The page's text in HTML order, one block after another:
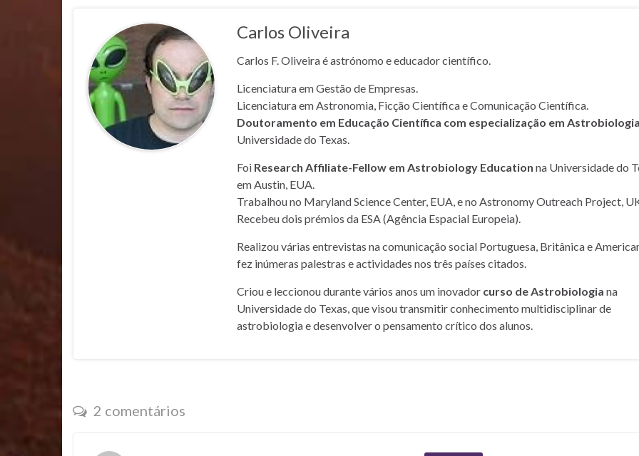
Carlos Oliveira
Carlos F. Oliveira é astrónomo e educador científico.
Licenciatura em Gestão de Empresas.
Licenciatura em Astronomia, Ficção Científica e Comunicação Científica.
Doutoramento em Educação Científica com especialização em
Universidade do Texas.
Foi Research Affiliate-Fellow em Astrobiology Education na Universidade do
em Austin, EUA.
Trabalhou no Maryland Science Center, EUA, e no Astronomy Outreach Project,
Recebeu dois prémios da ESA (Agência Espacial Europeia).
Realizou várias entrevistas na comunicação social Portuguesa, Britânica e
fez inúmeras palestras e actividades nos três países citados.
Criou e leccionou durante vários anos um inovador curso de Astrobiologia na
Universidade do Texas, que visou transmitir conhecimento multidisciplinar de
astrobiologia e desenvolver o pensamento crítico dos alunos.
2 comentários